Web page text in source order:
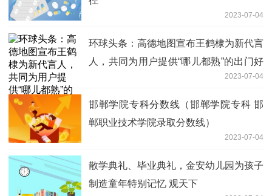
2023-07-04
环球头条：高德地图宣布王鹤棣为新代言
人，共同为用户提供“哪儿都熟”的出门好
2023-07-04
邯郸学院专科分数线（邯郸学院专科 邯
郸职业技术学院录取分数线）
2023-07-04
散学典礼、毕业典礼，金安幼儿园为孩子
制造童年特别记忆 观天下